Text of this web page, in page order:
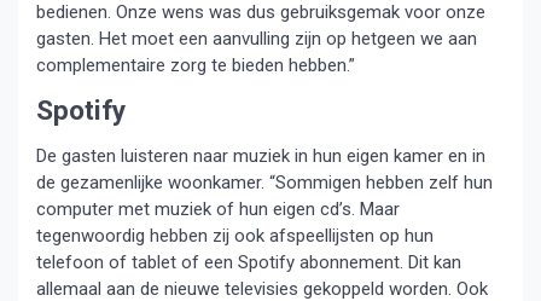
bedienen. Onze wens was dus gebruiksgemak voor onze
gasten. Het moet een aanvulling zijn op hetgeen we aan
complementaire zorg te bieden hebben.”
Spotify
De gasten luisteren naar muziek in hun eigen kamer en in
de gezamenlijke woonkamer. “Sommigen hebben zelf hun
computer met muziek of hun eigen cd’s. Maar
tegenwoordig hebben zij ook afspeellijsten op hun
telefoon of tablet of een Spotify abonnement. Dit kan
allemaal aan de nieuwe televisies gekoppeld worden. Ook